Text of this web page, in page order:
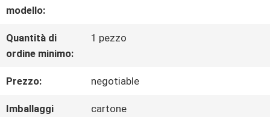
CIRCA
NOI
GIRO
DELLA
modello:
Quantità di
ordine minimo:
1 pezzo
Prezzo: negotiable
Imballaggi
cartone